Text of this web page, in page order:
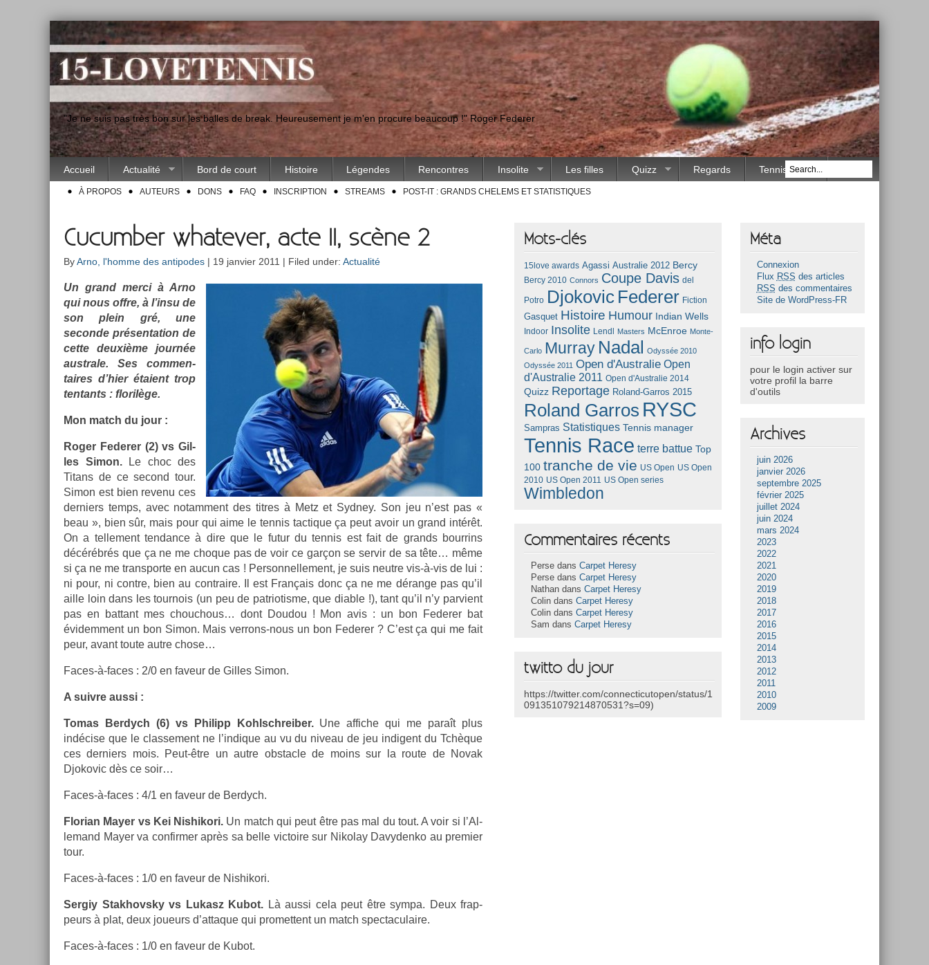
"Je ne suis pas très bon sur les balles de break. Heureusement je m'en procure beaucoup !" Roger Federer
Accueil Actualité Bord de court Histoire Légendes Rencontres Insolite Les filles Quizz Regards Tennis Race
À PROPOS AUTEURS DONS FAQ INSCRIPTION STREAMS POST-IT : GRANDS CHELEMS ET STATISTIQUES
Cucumber whatever, acte II, scène 2
ByArno, l'homme des antipodes | 19 janvier 2011 | Filed under: Actualité
Un grand merci à Arno
qui nous offre, à l’insu de
son plein gré, une
secon­de présen­ta­tion de
cette deuxième journée
australe. Ses com­men­
taires d’hier étaient trop
ten­tants : florilège.
Mon match du jour :
Roger Feder­er (2) vs Gil­
les Simon.Le choc des
Titans de ce second tour.
Simon est bien re­venu ces
de­rni­ers temps, avec notam­ment des tit­res à Metz et Syd­ney. Son jeu n’est pas «
beau », bien sûr, mais pour qui aime le ten­nis tac­tique ça peut avoir un grand intérêt.
On a tel­le­ment ten­dance à dire que le futur du ten­nis est fait de grands bour­rins
décérébrés que ça ne me choque pas de voir ce garçon se ser­vir de sa tête… même
si ça ne me trans­por­te en aucun cas ! Per­son­nelle­ment, je suis neut­re vis-à-vis de lui :
ni pour, ni con­tre, bien au contra­ire. Il est Français donc ça ne me dérange pas qu’il
aille loin dans les tour­nois (un peu de pat­riotis­me, que di­able !), tant qu’il n’y par­vient
pas en bat­tant mes chouch­ous… dont Doudou ! Mon avis : un bon Feder­er bat
évidem­ment un bon Simon. Mais verrons-nous un bon Feder­er ? C’est ça qui me fait
peur, avant toute autre chose…
Faces-à-faces : 2/0 en faveur de Gil­les Simon.
A suiv­re aussi :
Tomas Be­rdych (6) vs Philipp Kohlschreib­er.Une af­fiche qui me paraît plus
indécise que le clas­se­ment ne l’in­dique au vu du niveau de jeu in­digent du Tchèque
ces de­rni­ers mois. Peut-être un autre ob­stac­le de moins sur la route de Novak
Djokovic dès ce soir…
Faces-à-faces : 4/1 en faveur de Be­rdych.
Florian Mayer vs Kei Nis­hikori. Un match qui peut être pas mal du tout. A voir si l’Al­
lemand Mayer va con­firm­er après sa belle vic­toire sur Nikolay Davyden­ko au pre­mi­er
tour.
Faces-à-faces : 1/0 en faveur de Nis­hikori.
Ser­giy Stak­hovsky vs Lukasz Kubot. Là aussi cela peut être sympa. Deux frap­
peurs à plat, deux joueurs d’at­taque qui pro­met­tent un match spec­taculaire.
Faces-à-faces : 1/0 en faveur de Kubot.
Mots-clés
15love awards Agassi Australie 2012 Bercy
Bercy 2010 Connors Coupe Davis del
Potro Djokovic Federer Fiction
Gasquet Histoire Humour Indian Wells
Indoor Insolite Lendl Masters McEnroe Monte-
Carlo Murray Nadal
Odyssée 2010
Odyssée 2011 Open d'Australie Open
d'Australie 2011 Open d'Australie 2014
Quizz Reportage Roland-Garros 2015
Roland Garros RYSC
Sampras Statistiques Tennis manager
Tennis Race terre battue Top
100 tranche de vie US Open US Open
2010 US Open 2011 US Open series
Wimbledon
Commentaires récents
Perse dansCarpet Heresy
Perse dansCarpet Heresy
Nathan dansCarpet Heresy
Colin dansCarpet Heresy
Colin dansCarpet Heresy
Sam dansCarpet Heresy
twitto du jour
https://twitter.com/connecticutopen/status/1
091351079214870531?s=09)
Méta
Connexion
Flux RSS des articles
RSS des commentaires
Site de WordPress-FR
info login
pour le login activer sur
votre profil la barre
d'outils
Archives
juin 2026
janvier 2026
septembre 2025
février 2025
juillet 2024
juin 2024
mars 2024
2023
2022
2021
2020
2019
2018
2017
2016
2015
2014
2013
2012
2011
2010
2009